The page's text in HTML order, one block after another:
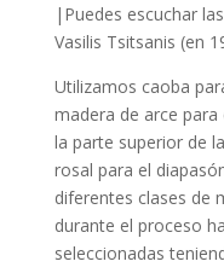
|Puedes escuchar
Vasilis Tsitsanis (en
Utilizamos caoba
madera de arce
la parte superior de
rosal para el
diferentes clases de
durante el proceso
seleccionadas